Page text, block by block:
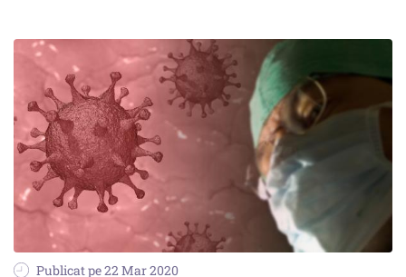
Publicat pe 22 Mar 2020